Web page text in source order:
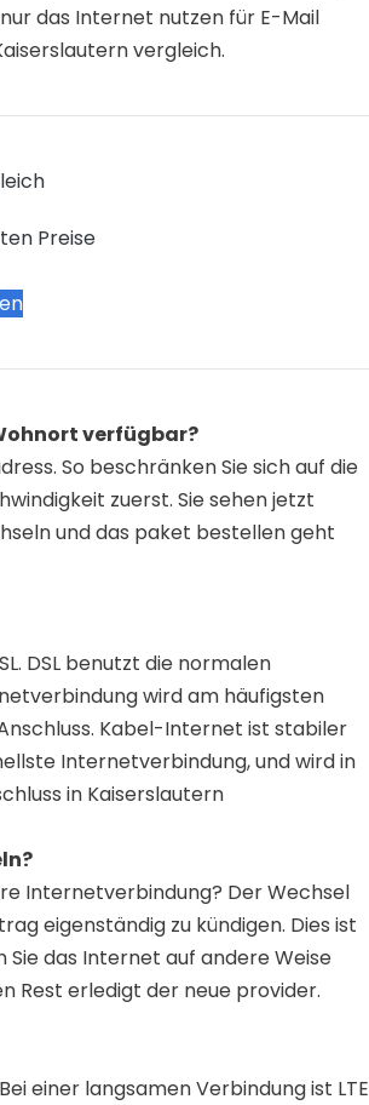
das Internet nutzen für E-Mail
vergleich.
Preise
verfügbar?
So beschränken Sie sich auf die
zuerst. Sie sehen jetzt
und das paket bestellen geht
DSL benutzt die normalen
wird am häufigsten
Kabel-Internet ist stabiler
Internetverbindung, und wird in
in Kaiserslautern
Internetverbindung? Der Wechsel
eigenständig zu kündigen. Dies ist
das Internet auf andere Weise
Rest erledigt der neue provider.
einer langsamen Verbindung ist LTE